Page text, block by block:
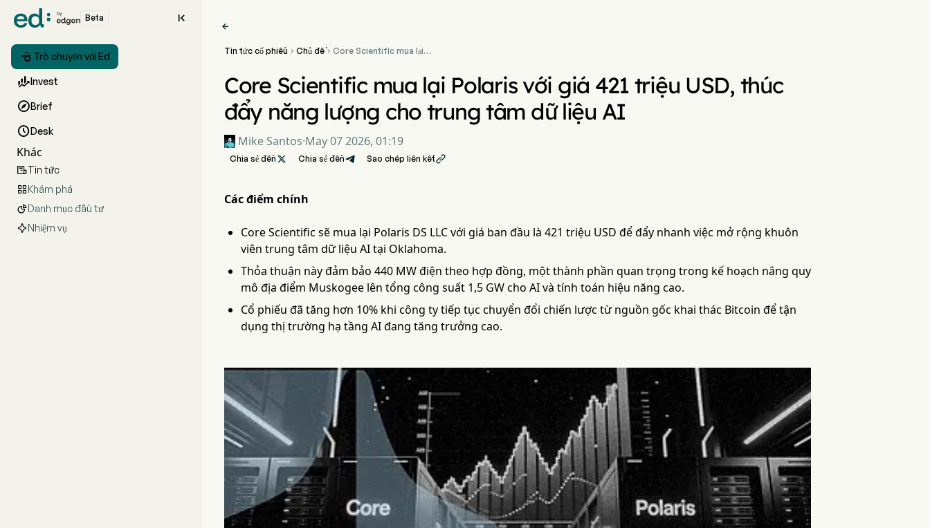
Beta 
 Trò chuyện với Ed
Invest
Brief
Desk
Khác
Tin tức
Khám phá
Danh mục đầu tư
Nhiệm vụ

Tin tức cổ phiếu  Chủ đề Core Scientific mua lại
cho trung tâm dữ liệu AI
Core Scientific mua lại Polaris với giá 421 triệu USD, thúc
đẩy năng lượng cho trung tâm dữ liệu AI
Mike Santos·May 07 2026, 01:19
Chia sẻ đến  Chia sẻ đến Sao chép liên kết
Các điểm chính
Core Scientific sẽ mua lại Polaris DS LLC với giá ban đầu là 421 triệu USD để đẩy nhanh việc mở rộng khuôn
viên trung tâm dữ liệu AI tại Oklahoma.
Thỏa thuận này đảm bảo 440 MW điện theo hợp đồng, một thành phần quan trọng trong kế hoạch nâng quy
mô địa điểm Muskogee lên tổng công suất 1,5 GW cho AI và tính toán hiệu năng cao.
Cổ phiếu đã tăng hơn 10% khi công ty tiếp tục chuyển đổi chiến lược từ nguồn gốc khai thác Bitcoin để tận
dụng thị trường hạ tầng AI đang tăng trưởng cao.